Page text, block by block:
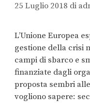
25 Luglio 2018 di
L’Unione Europea
gestione della crisi
campi di sbarco e
finanziate dagli
proposta sembri
vogliono sapere: